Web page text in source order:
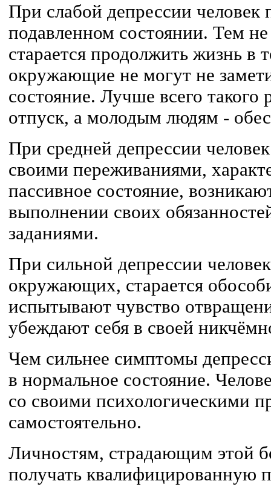
При слабой депрессии человек
подавленном состоянии. Тем
старается продолжить жизнь в
окружающие не могут не
состояние. Лучше всего такого
отпуск, а молодым людям -
При средней депрессии
своими переживаниями,
пассивное состояние,
выполнении своих
заданиями.
При сильной депрессии
окружающих, старается
испытывают чувство
убеждают себя в своей
Чем сильнее симптомы
в нормальное состояние.
со своими психологическими
самостоятельно.
Личностям, страдающим этой
получать квалифицированную